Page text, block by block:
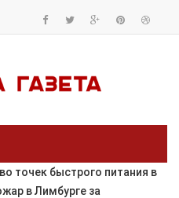
точек быстрого питания в
в Лимбурге за